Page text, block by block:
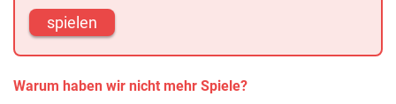
spielen
Warum haben wir nicht mehr Spiele?